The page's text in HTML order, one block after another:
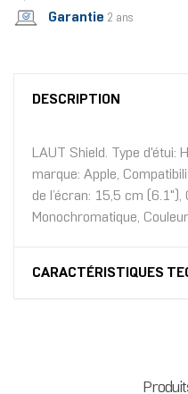
Garantie 2 ans
DESCRIPTION
LAUT Shield. Type d'étui:
marque: Apple,
de l’écran: 15,5 cm
Monochromatique,
CARACTÉRISTIQUES